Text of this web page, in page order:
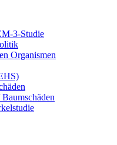
3-Studie
Organismen